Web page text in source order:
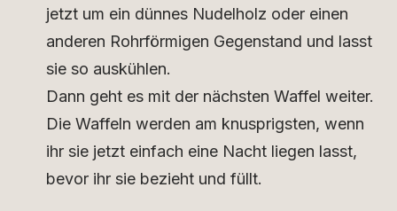
jetzt um ein dünnes Nudelholz oder einen
anderen Rohrförmigen Gegenstand und lasst
sie so auskühlen.
Dann geht es mit der nächsten Waffel weiter.
Die Waffeln werden am knusprigsten, wenn
ihr sie jetzt einfach eine Nacht liegen lasst,
bevor ihr sie bezieht und füllt.